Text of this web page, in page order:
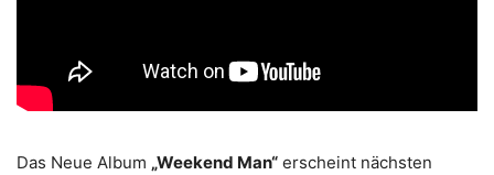
Das Neue Album „Weekend Man“ erscheint nächsten